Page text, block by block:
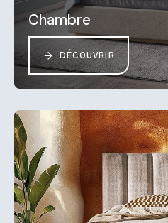
Chambre
DÉCOUVRIR